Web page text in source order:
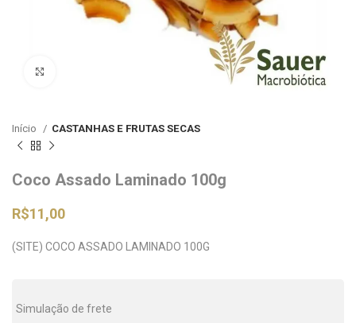
Início CASTANHAS E FRUTAS SECAS
Coco Assado Laminado 100g
R$11,00
(SITE) COCO ASSADO LAMINADO 100G
Simulação de frete